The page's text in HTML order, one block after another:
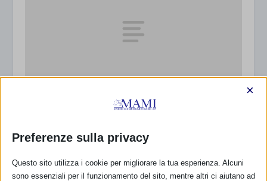
Associazione Ostetriche Felicita Merati – Milano
6 Settembre 2013
Preferenze sulla privacy
×
Questo sito utilizza i cookie per migliorare la tua esperienza. Alcuni
sono essenziali per il funzionamento del sito, mentre altri ci aiutano ad